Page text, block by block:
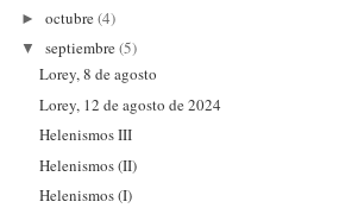
► octubre(4)
▼ septiembre(5)
Lorey, 8 de agosto
Lorey, 12 de agosto de 2024
Helenismos III
Helenismos (II)
Helenismos (I)